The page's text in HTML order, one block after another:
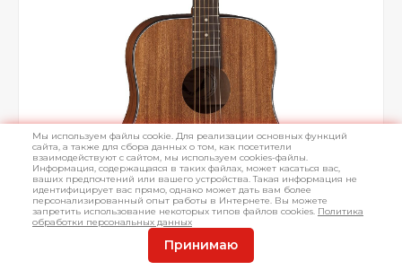
Мы используем файлы cookie. Для реализации основных функций
сайта, а также для сбора данных о том, как посетители
взаимодействуют с сайтом, мы используем cookies-файлы.
Информация, содержащаяся в таких файлах, может касаться вас,
ваших предпочтений или вашего устройства. Такая информация не
идентифицирует вас прямо, однако может дать вам более
персонализированный опыт работы в Интернете. Вы можете
запретить использование некоторых типов файлов cookies. Политика
обработки персональных данных
Принимаю